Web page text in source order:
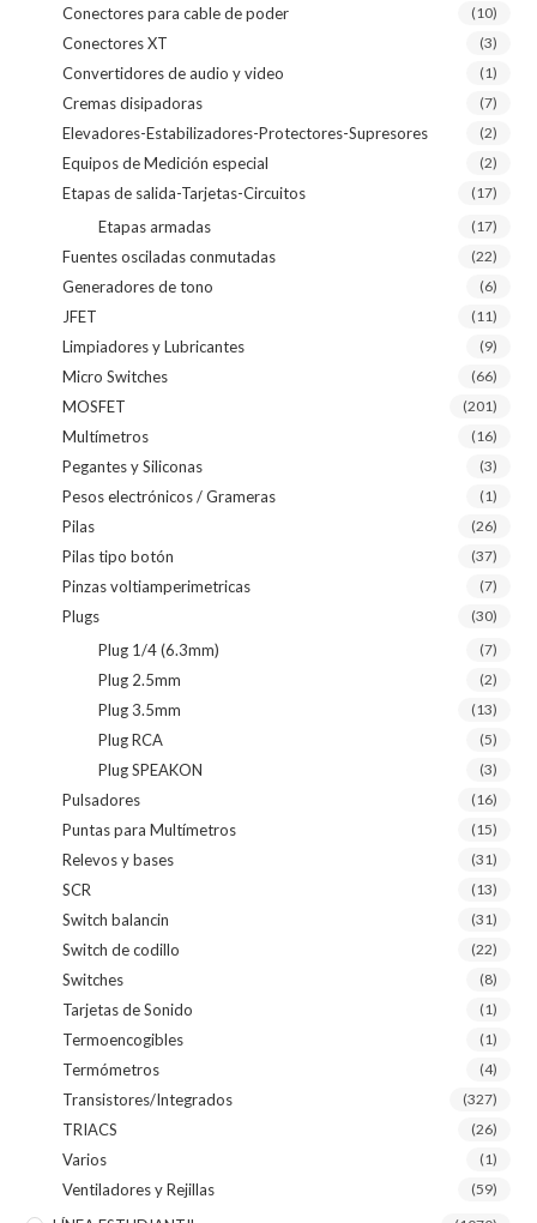
Conectores para cable de poder (10)
Conectores XT (3)
Convertidores de audio y video (1)
Cremas disipadoras (7)
Elevadores-Estabilizadores-Protectores-Supresores (2)
Equipos de Medición especial (2)
Etapas de salida-Tarjetas-Circuitos (17)
Etapas armadas (17)
Fuentes osciladas conmutadas (22)
Generadores de tono (6)
JFET (11)
Limpiadores y Lubricantes (9)
Micro Switches (66)
MOSFET (201)
Multímetros (16)
Pegantes y Siliconas (3)
Pesos electrónicos / Grameras (1)
Pilas (26)
Pilas tipo botón (37)
Pinzas voltiamperimetricas (7)
Plugs (30)
Plug 1/4 (6.3mm) (7)
Plug 2.5mm (2)
Plug 3.5mm (13)
Plug RCA (5)
Plug SPEAKON (3)
Pulsadores (16)
Puntas para Multímetros (15)
Relevos y bases (31)
SCR (13)
Switch balancin (31)
Switch de codillo (22)
Switches (8)
Tarjetas de Sonido (1)
Termoencogibles (1)
Termómetros (4)
Transistores/Integrados (327)
TRIACS (26)
Varios (1)
Ventiladores y Rejillas (59)